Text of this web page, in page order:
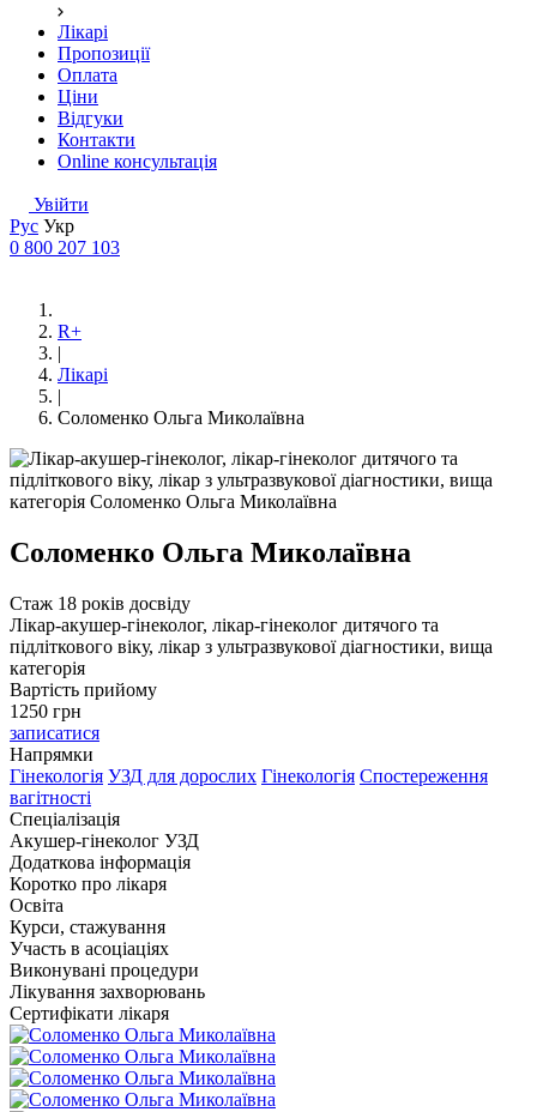
Лікарі
Пропозиції
Оплата
Ціни
Відгуки
Контакти
Online консультація
Увійти
Рус Укр
0 800 207 103
R+
|
Лікарі
|
Соломенко Ольга Миколаївна
Соломенко Ольга Миколаївна
Стаж 18 років досвіду
Лікар-акушер-гінеколог, лікар-гінеколог дитячого та
підліткового віку, лікар з ультразвукової діагностики, вища
категорія
Вартість прийому
1250 грн
записатися
Напрямки
Гінекологія УЗД для дорослих Гінекологія Спостереження
вагітності
Спеціалізація
Акушер-гінеколог УЗД
Додаткова інформація
Коротко про лікаря
Освіта
Курси, стажування
Участь в асоціаціях
Виконувані процедури
Лікування захворювань
Сертифікати лікаря